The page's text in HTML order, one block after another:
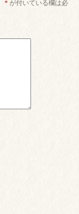
* が付いている欄は必